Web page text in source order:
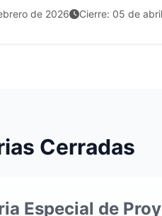
de 2026 Cierre: 05 de
Cerradas
Especial de